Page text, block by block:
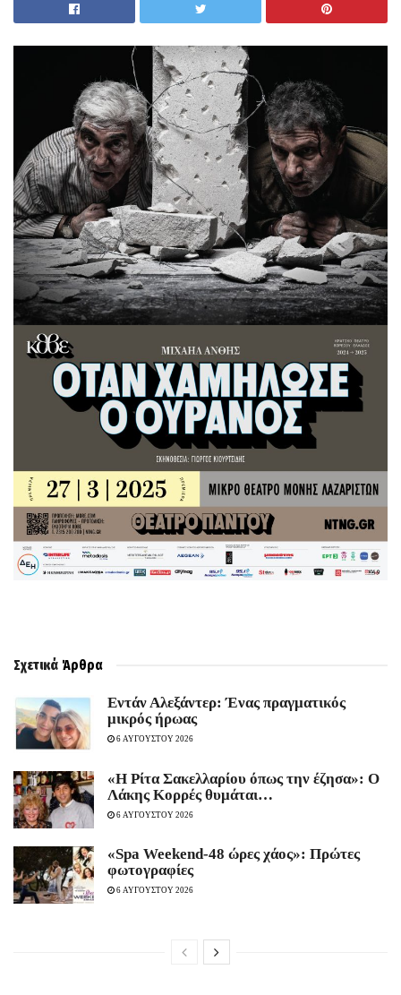
Σχετικά Άρθρα
Εντάν Αλεξάντερ: Ένας πραγματικός
μικρός ήρωας
6 ΑΥΓΟΥΣΤΟΥ 2026
«Η Ρίτα Σακελλαρίου όπως την έζησα»: Ο
Λάκης Κορρές θυμάται…
6 ΑΥΓΟΥΣΤΟΥ 2026
«Spa Weekend-48 ώρες χάος»: Πρώτες
φωτογραφίες
6 ΑΥΓΟΥΣΤΟΥ 2026